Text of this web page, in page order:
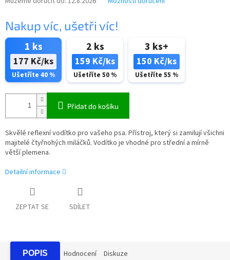
Nakup víc, ušetři víc!
1 ks
177 Kč/ks
Ušetříte 40 %
2 ks
159 Kč/ks
Ušetříte 50 %
3 ks+
150 Kč/ks
Ušetříte 55 %
Přidat do košíku
Skvělé reflexní vodítko pro vašeho psa. Přístroj, který si zamilují všichni
majitelé čtyřnohých miláčků. Vodítko je vhodné pro střední a mírně
větší plemena.
Detailní informace
ZEPTAT SE SDÍLET
POPIS Hodnocení Diskuze